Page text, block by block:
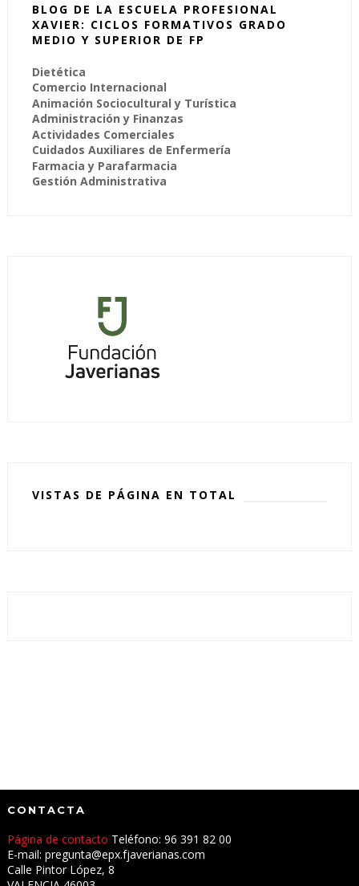
BLOG DE LA ESCUELA PROFESIONAL
XAVIER: CICLOS FORMATIVOS GRADO
MEDIO Y SUPERIOR DE FP
Dietética
Comercio Internacional
Animación Sociocultural y Turística
Administración y Finanzas
Actividades Comerciales
Cuidados Auxiliares de Enfermería
Farmacia y Parafarmacia
Gestión Administrativa
VISTAS DE PÁGINA EN TOTAL
CONTACTA
Página de contacto Teléfono: 96 391 82 00
E-mail: pregunta@epx.fjaverianas.com
Calle Pintor López, 8